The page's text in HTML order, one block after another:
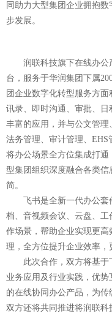
同助力大型集团企业拥抱
步发展。
润联科技旗下在线办
台，服务于华润集团下属
团企业数字化转型服务方
讯录、即时沟通、审批、
丰富的应用，并与公文管理
法务管理、审计管理、EHS
将办公场景全方位集成打
型集团组织深度融合各类
简。
飞书是全新一代办公
档、音视频会议、云盘、
作场景，帮助企业实现更
理，全方位提升企业效率，
此次合作，双方将基
业务应用及行业实践，优
的在线协同办公产品，为传
双方还将共同推进将润联